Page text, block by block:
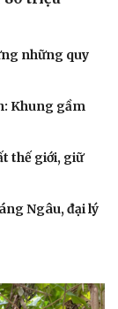
những quy
Khung gầm
thế giới, giữ
Ngâu, đại lý